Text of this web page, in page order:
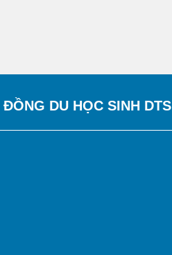
ĐỒNG DU HỌC SINH DTS